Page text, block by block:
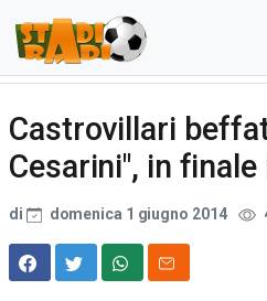
Castrovillari
Cesarini", in finale
di domenica 1 giugno 2014